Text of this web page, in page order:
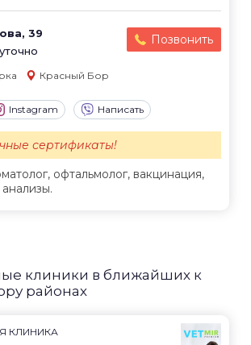
39
Позвонить
Красный Бор
Instagram Написать
офтальмолог, вакцинация,
сертификаты!
клиники в ближайших к
районах
КЛИНИКА